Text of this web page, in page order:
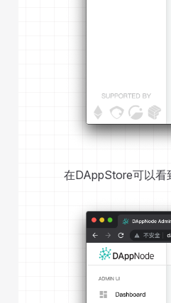
在DAppStore可以看